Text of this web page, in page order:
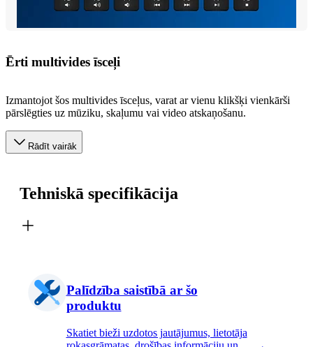
Ērti multivides īsceļi
Izmantojot šos multivides īsceļus, varat ar vienu klikšķi vienkārši
pārslēgties uz mūziku, skaļumu vai video atskaņošanu.
Rādīt vairāk
Tehniskā specifikācija
Palīdzība saistībā ar šo
produktu
Skatiet bieži uzdotos jautājumus, lietotāja